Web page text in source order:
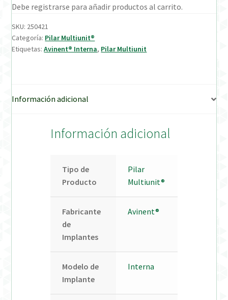
Verification Required
Welcome to DELTA Abutments | Tienda Online!
Debe registrarse para añadir productos al carrito.
SKU: 250421
Categoría: Pilar Multiunit®
Etiquetas:Avinent® Interna, Pilar Multiunit
Información adicional
Información adicional
Tipo de
Producto
Pilar
Multiunit®
Fabricante
de
Implantes
Avinent®
Modelo de
Implante
Interna